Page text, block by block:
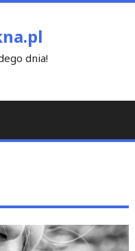
dnia!